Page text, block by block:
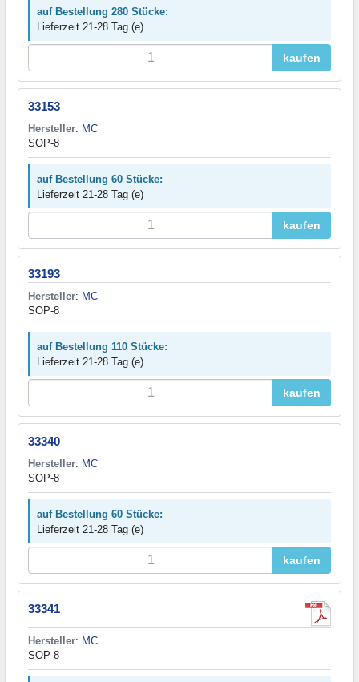
auf Bestellung 280 Stücke:
Lieferzeit 21-28 Tag (e)
kaufen
33153
Hersteller: MC
SOP-8
auf Bestellung 60 Stücke:
Lieferzeit 21-28 Tag (e)
kaufen
33193
Hersteller: MC
SOP-8
auf Bestellung 110 Stücke:
Lieferzeit 21-28 Tag (e)
kaufen
33340
Hersteller: MC
SOP-8
auf Bestellung 60 Stücke:
Lieferzeit 21-28 Tag (e)
kaufen
33341
Hersteller: MC
SOP-8